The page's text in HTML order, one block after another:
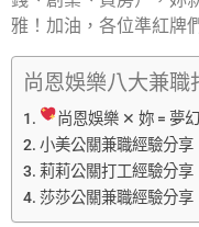
雅！加油，各位準紅牌
尚恩娛樂八大兼職
尚恩娛樂 ✕ 妳 = 夢
小美公關兼職經驗分享
莉莉公關打工經驗分享
莎莎公關兼職經驗分享